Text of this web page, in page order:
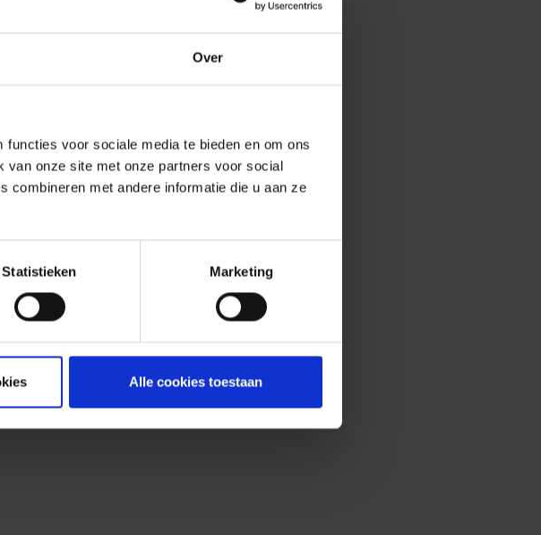
Over
voor sociale media te bieden en om ons
van onze site met onze partners voor social
combineren met andere informatie die u aan ze
Statistieken Marketing
Alle cookies toestaan